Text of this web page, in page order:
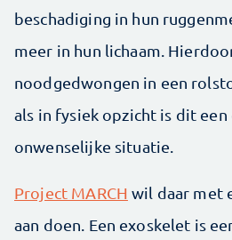
beschadiging in hun
meer in hun lichaam.
noodgedwongen in een
als in fysiek opzicht is dit
onwenselijke situatie.
Project MARCH wil daar met
aan doen. Een exoskelet is